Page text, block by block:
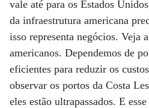
vale até para os Estados
da infraestrutura americana
isso representa negócios. Veja
americanos. Dependemos de
eficientes para reduzir os
observar os portos da Costa
eles estão ultrapassados. E